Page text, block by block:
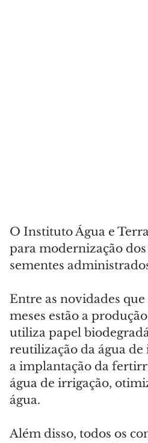
O Instituto Água e
para modernização
sementes
Entre as novidades
meses estão a
utiliza papel
reutilização da água
a implantação da
água de irrigação,
água.
Além disso, todos os